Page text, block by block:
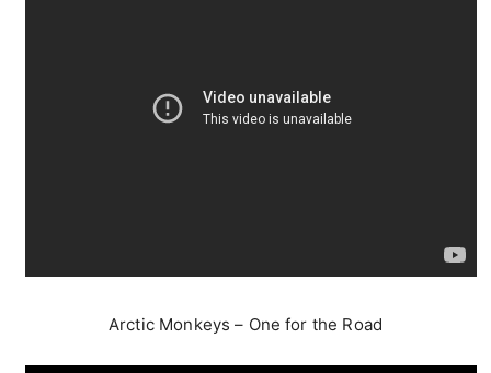
Arctic Monkeys – One for the Road